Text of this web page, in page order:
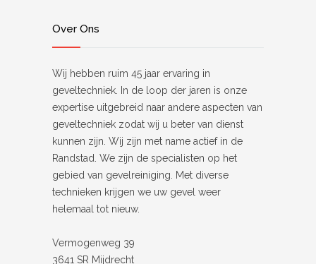
Over Ons
Wij hebben ruim 45 jaar ervaring in
geveltechniek. In de loop der jaren is onze
expertise uitgebreid naar andere aspecten van
geveltechniek zodat wij u beter van dienst
kunnen zijn. Wij zijn met name actief in de
Randstad. We zijn de specialisten op het
gebied van gevelreiniging. Met diverse
technieken krijgen we uw gevel weer
helemaal tot nieuw.
Vermogenweg 39
3641 SR Mijdrecht